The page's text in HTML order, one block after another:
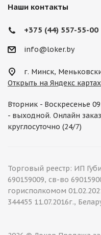
Наши контакты
+375 (44) 557-55-00
info@loker.by
г. Минск,
Открыть на Яндекс картах
Вторник - Воскресенье
- выходной. Онлайн
круглосуточно (24/7)
Торговый реестр: ИП
690159009, св-во
горисполкомом
344455 11.07.2016г.,